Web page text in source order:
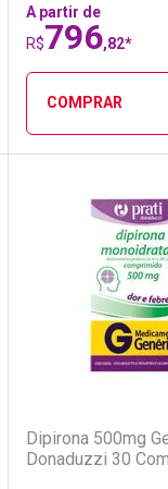
A partir de
R$796,82*
COMPRAR
Laboratório
Por Menos
Vermelha
Similar
AOS
Dipirona 500mg
Donaduzzi 30